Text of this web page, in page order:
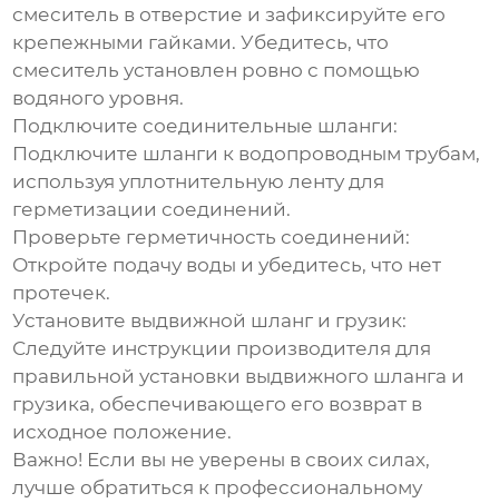
смеситель в отверстие и зафиксируйте его
крепежными гайками. Убедитесь, что
смеситель установлен ровно с помощью
водяного уровня.
Подключите соединительные шланги:
Подключите шланги к водопроводным трубам,
используя уплотнительную ленту для
герметизации соединений.
Проверьте герметичность соединений:
Откройте подачу воды и убедитесь, что нет
протечек.
Установите выдвижной шланг и грузик:
Следуйте инструкции производителя для
правильной установки выдвижного шланга и
грузика, обеспечивающего его возврат в
исходное положение.
Важно! Если вы не уверены в своих силах,
лучше обратиться к профессиональному